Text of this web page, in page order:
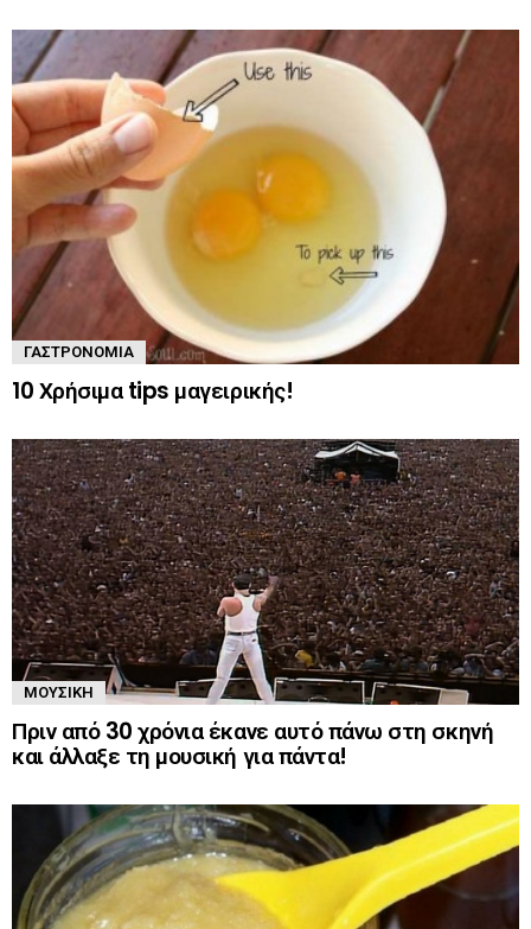
ΓΑΣΤΡΟΝΟΜΊΑ
10 Χρήσιμα tips μαγειρικής!
ΜΟΥΣΙΚΉ
Πριν από 30 χρόνια έκανε αυτό πάνω στη σκηνή
και άλλαξε τη μουσική για πάντα!